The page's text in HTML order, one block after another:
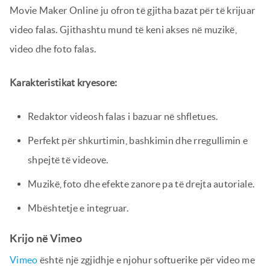
Movie Maker Online ju ofron të gjitha bazat për të krijuar
video falas. Gjithashtu mund të keni akses në muzikë,
video dhe foto falas.
Karakteristikat kryesore:
Redaktor videosh falas i bazuar në shfletues.
Perfekt për shkurtimin, bashkimin dhe rregullimin e
shpejtë të videove.
Muzikë, foto dhe efekte zanore pa të drejta autoriale.
Mbështetje e integruar.
Krijo në Vimeo
Vimeo është një zgjidhje e njohur softuerike për video me